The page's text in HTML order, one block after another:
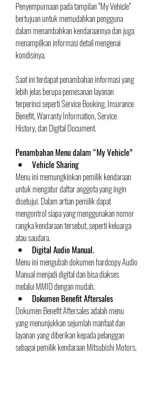
Penyempurnaan pada tampilan “My Vehicle”
bertujuan untuk memudahkan pengguna
dalam menambahkan kendaraannya dan juga
menampilkan informasi detail mengenai
kondisinya.
Saat ini terdapat penambahan informasi yang
lebih jelas berupa pemesanan layanan
terperinci seperti Service Booking, Insurance
Benefit, Warranty Information, Service
History, dan Digital Document.
Penambahan Menu dalam “My Vehicle”
Vehicle Sharing
Menu ini memungkinkan pemilik kendaraan
untuk mengatur daftar anggota yang ingin
disetujui. Dalam artian pemilik dapat
mengontrol siapa yang menggunakan nomor
rangka kendaraan tersebut, seperti keluarga
atau saudara.
Digital Audio Manual.
Menu ini mengubah dokumen hardcopy Audio
Manual menjadi digital dan bisa diakses
melalui MMID dengan mudah.
Dokumen Benefit Aftersales
Dokumen Benefit Aftersales adalah menu
yang menunjukkan sejumlah manfaat dan
layanan yang diberikan kepada pelanggan
sebagai pemilik kendaraan Mitsubishi Motors,